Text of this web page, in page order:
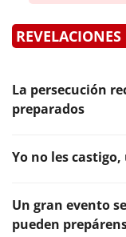
La persecución
preparados
Yo no les
Un gran evento
pueden